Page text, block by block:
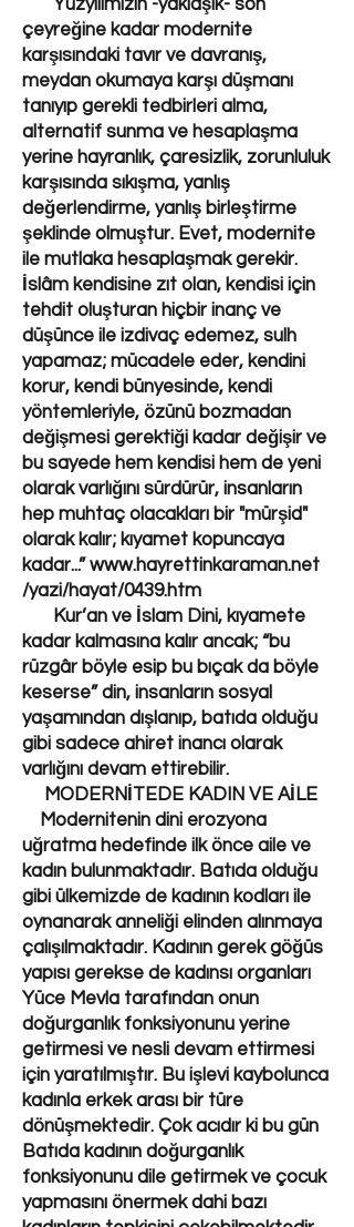
Yüzyılımızın -yaklaşık- son
çeyreğine kadar modernite
karşısındaki tavır ve davranış,
meydan okumaya karşı düşmanı
tanıyıp gerekli tedbirleri alma,
alternatif sunma ve hesaplaşma
yerine hayranlık, çaresizlik, zorunluluk
karşısında sıkışma, yanlış
değerlendirme, yanlış birleştirme
şeklinde olmuştur. Evet, modernite
ile mutlaka hesaplaşmak gerekir.
İslâm kendisine zıt olan, kendisi için
tehdit oluşturan hiçbir inanç ve
düşünce ile izdivaç edemez, sulh
yapamaz; mücadele eder, kendini
korur, kendi bünyesinde, kendi
yöntemleriyle, özünü bozmadan
değişmesi gerektiği kadar değişir ve
bu sayede hem kendisi hem de yeni
olarak varlığını sürdürür, insanların
hep muhtaç olacakları bir "mürşid"
olarak kalır; kıyamet kopuncaya
kadar...”www.hayrettinkaraman.net
/yazi/hayat/0439.htm
Kur’an ve İslam Dini, kıyamete
kadar kalmasına kalır ancak; “bu
rüzgâr böyle esip bu bıçak da böyle
keserse” din, insanların sosyal
yaşamından dışlanıp, batıda olduğu
gibi sadece ahiret inancı olarak
varlığını devam ettirebilir.
MODERNİTEDE KADIN VE AİLE
Modernitenin dini erozyona
uğratma hedefinde ilk önce aile ve
kadın bulunmaktadır. Batıda olduğu
gibi ülkemizde de kadının kodları ile
oynanarak anneliği elinden alınmaya
çalışılmaktadır. Kadının gerek göğüs
yapısı gerekse de kadınsı organları
Yüce Mevla tarafından onun
doğurganlık fonksiyonunu yerine
getirmesi ve nesli devam ettirmesi
için yaratılmıştır. Bu işlevi kaybolunca
kadınla erkek arası bir türe
dönüşmektedir. Çok acıdır ki bu gün
Batıda kadının doğurganlık
fonksiyonunu dile getirmek ve çocuk
yapmasını önermek dahi bazı